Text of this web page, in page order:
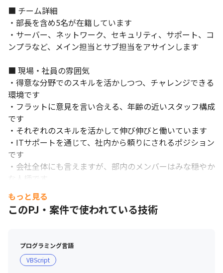
■ チーム詳細
・部長を含め5名が在籍しています
・サーバー、ネットワーク、セキュリティ、サポート、コ
ンプラなど、メイン担当とサブ担当をアサインします
■ 現場・社員の雰囲気
・得意な分野でのスキルを活かしつつ、チャレンジできる
環境です
・フラットに意見を言い合える、年齢の近いスタッフ構成
です
・それぞれのスキルを活かして伸び伸びと働いています
・ITサポートを通じて、社内から頼りにされるポジション
です
・会社全体にも言えますが、部内のメンバーはみな穏やか
な人柄です
■ 社風
・提案が歓迎されており、決算、リリースまでのスピード
ンタメに関することが多いです
・それぞれがプライベートを大切にしているため、メンバ
もっと見る
このPJ・案件で使われている技術
プログラミング言語
VBScript